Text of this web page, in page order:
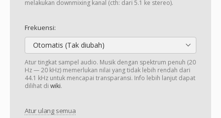
melakukan downmixing kanal (cth: dari 5.1 ke stereo).
Frekuensi:
Otomatis (Tak diubah)
Atur tingkat sampel audio. Musik dengan spektrum penuh (20
Hz — 20 kHz) memerlukan nilai yang tidak lebih rendah dari
44.1 kHz untuk mencapai transparansi. Info lebih lanjut dapat
dilihat di wiki.
Atur ulang semua